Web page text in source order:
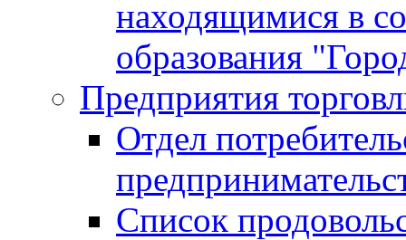
находящимися в
образования
Предприятия
Отдел
Список